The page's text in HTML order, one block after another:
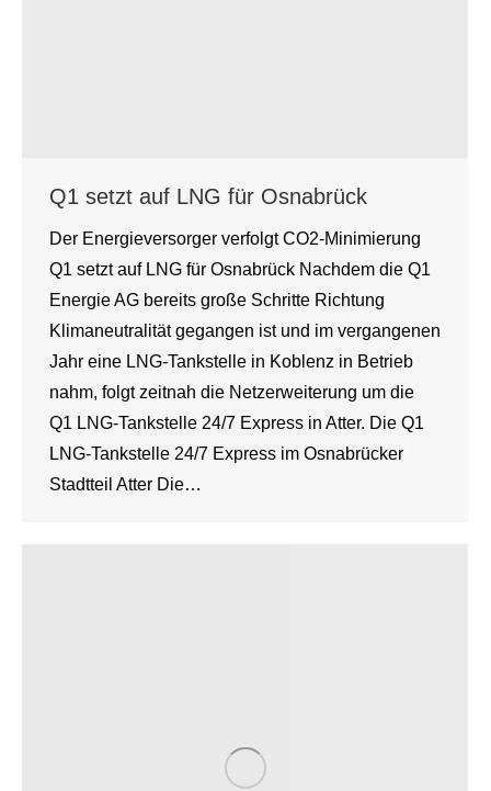
Q1 setzt auf LNG für Osnabrück
Der Energieversorger verfolgt CO2-Minimierung
Q1 setzt auf LNG für Osnabrück Nachdem die Q1
Energie AG bereits große Schritte Richtung
Klimaneutralität gegangen ist und im vergangenen
Jahr eine LNG-Tankstelle in Koblenz in Betrieb
nahm, folgt zeitnah die Netzerweiterung um die
Q1 LNG-Tankstelle 24/7 Express in Atter. Die Q1
LNG-Tankstelle 24/7 Express im Osnabrücker
Stadtteil Atter Die…